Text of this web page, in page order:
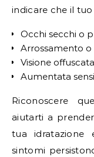
indicare che il
Occhi secchi o
Arrossamento o
Visione offuscata
Aumentata
Riconoscere
aiutarti a
tua idratazione
sintomi